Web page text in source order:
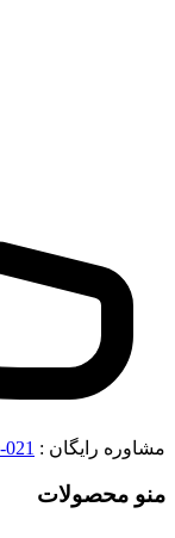
مشاوره رایگان : 021-87216000
منو محصولات